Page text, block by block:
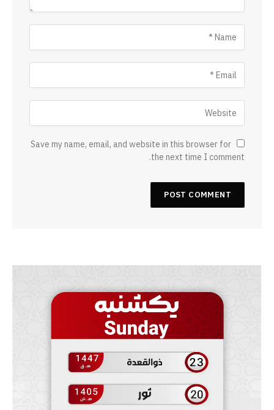
Save my name, email, and website in this browser for
the next time I comment.